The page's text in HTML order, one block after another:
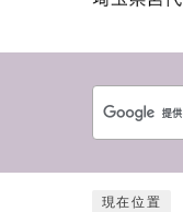
現在位置